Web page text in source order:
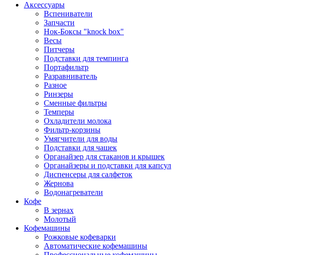
Аксессуары
Вспениватели
Запчасти
Нок-Боксы "knock box"
Весы
Питчеры
Подставки для темпинга
Портафильтр
Разравниватель
Разное
Ринзеры
Сменные фильтры
Темперы
Охладители молока
Фильтр-корзины
Умягчители для воды
Подставки для чашек
Органайзер для стаканов и крышек
Органайзеры и подставки для капсул
Диспенсеры для салфеток
Жернова
Водонагреватели
Кофе
В зернах
Молотый
Кофемашины
Рожковые кофеварки
Автоматические кофемашины